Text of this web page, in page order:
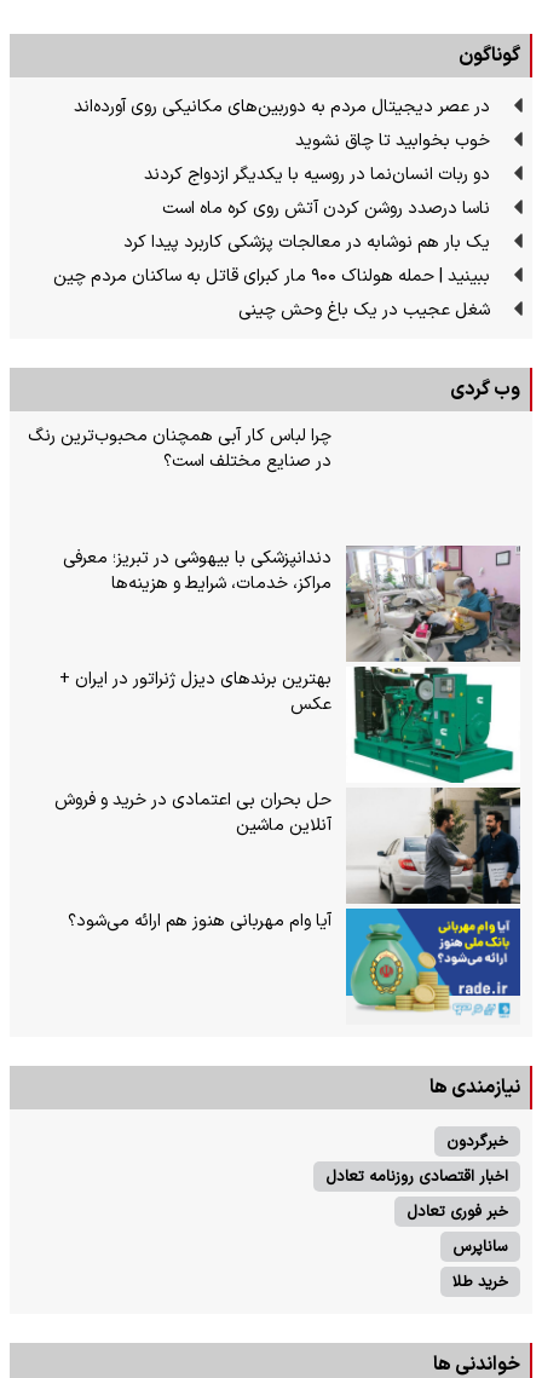
گوناگون
در عصر دیجیتال مردم به دوربین‌های مکانیکی روی آورده‌اند
خوب بخوابید تا چاق نشوید
دو ربات انسان‌نما در روسیه با یکدیگر ازدواج کردند
ناسا درصدد روشن کردن آتش روی کره ماه است
یک بار هم نوشابه در معالجات پزشکی کاربرد پیدا کرد
ببینید | حمله هولناک ۹۰۰ مار کبرای قاتل به ساکنان مردم چین
شغل عجیب در یک باغ وحش چینی
وب گردی
چرا لباس کار آبی همچنان محبوب‌ترین رنگ
در صنایع مختلف است؟
دندانپزشکی با بیهوشی در تبریز؛ معرفی
مراکز، خدمات، شرایط و هزینه‌ها
بهترین برندهای دیزل ژنراتور در ایران +
عکس
حل بحران بی‌ اعتمادی در خرید و فروش
آنلاین ماشین
آیا وام مهربانی هنوز هم ارائه می‌شود؟
نیازمندی ها
خبرگردون
اخبار اقتصادی روزنامه تعادل
خبر فوری تعادل
ساناپرس
خرید طلا
خواندنی ها